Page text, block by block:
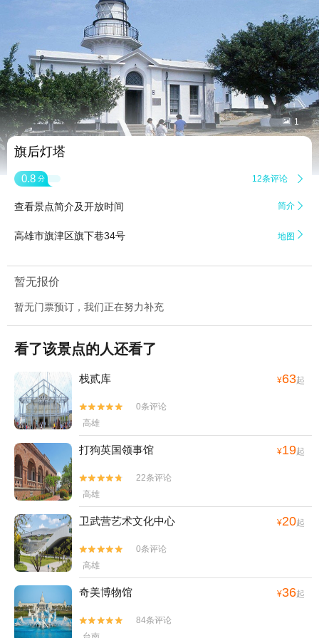
 1
旗后灯塔
0.8 分 12条评论 
查看景点简介及开放时间 简介 
高雄市旗津区旗下巷34号 地图 
暂无报价
暂无门票预订，我们正在努力补充
看了该景点的人还看了
栈贰库 ¥63起


0条评论
高雄
打狗英国领事馆 ¥19起


22条评论
高雄
卫武营艺术文化中心 ¥20起


0条评论
高雄
奇美博物馆 ¥36起


84条评论